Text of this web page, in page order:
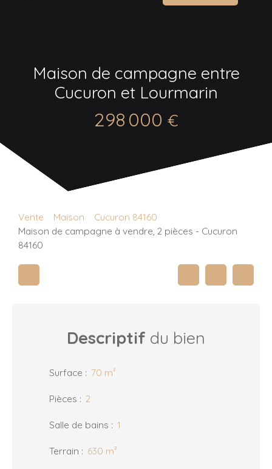
Maison de campagne entre
Cucuron et Lourmarin
298 000 €
Vente Maison
Cucuron 84160
Maison de campagne à vendre, 2 pièces - Cucuron
84160
Descriptif du bien
Surface : 70 m²
Pièces : 2
Salle de bains : 1
Terrain : 630 m²